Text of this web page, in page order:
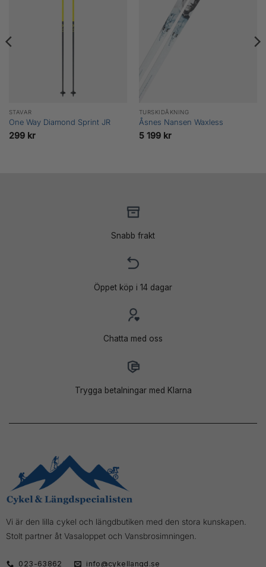
STAVAR
One Way Diamond Sprint JR
299 kr
TURSKIDÅKNING
Åsnes Nansen Waxless
5 199 kr
Snabb frakt
Öppet köp i 14 dagar
Chatta med oss
Trygga betalningar med Klarna
Vi är den lilla cykel och längdbutiken med den stora kunskapen.
Stolt partner åt Vasaloppet och Vansbrosimningen.
023-63862 info@cykellangd.se